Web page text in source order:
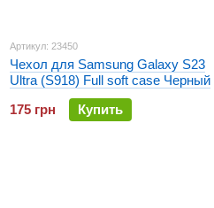
Артикул: 23450
Чехол для Samsung Galaxy S23
Ultra (S918) Full soft case Черный
175 грн
Купить